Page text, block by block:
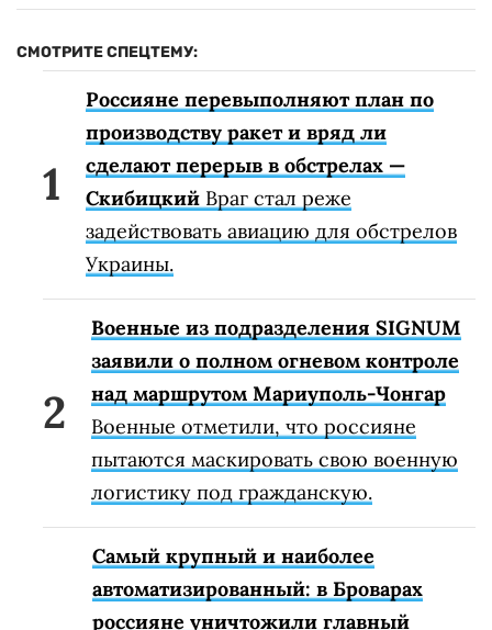
СМОТРИТЕ СПЕЦТЕМУ:
Россияне перевыполняют план по
производству ракет и вряд ли
сделают перерыв в обстрелах —
Скибицкий Враг стал реже
задействовать авиацию для обстрелов
Украины.
Военные из подразделения SIGNUM
заявили о полном огневом контроле
над маршрутом Мариуполь-Чонгар
Военные отметили, что россияне
пытаются маскировать свою военную
логистику под гражданскую.
Самый крупный и наиболее
автоматизированный: в Броварах
россияне уничтожили главный